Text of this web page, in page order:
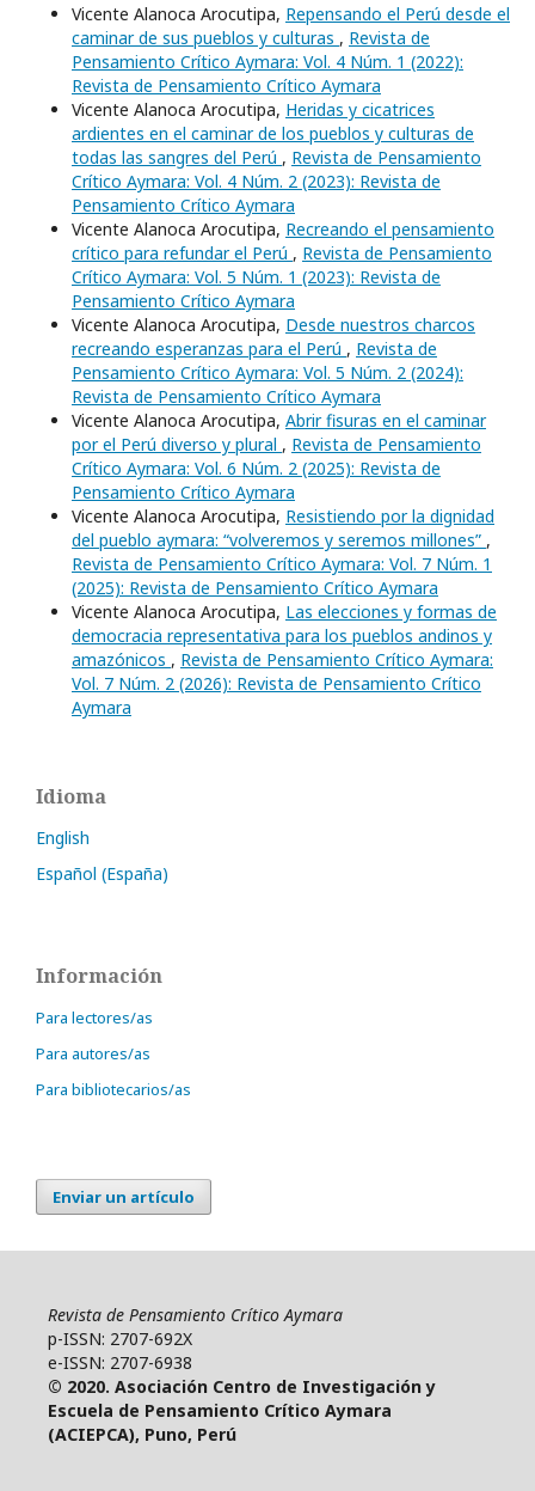
Vicente Alanoca Arocutipa, Repensando el Perú desde el
caminar de sus pueblos y culturas , Revista de
Pensamiento Crítico Aymara: Vol. 4 Núm. 1 (2022):
Revista de Pensamiento Crítico Aymara
Vicente Alanoca Arocutipa, Heridas y cicatrices
ardientes en el caminar de los pueblos y culturas de
todas las sangres del Perú , Revista de Pensamiento
Crítico Aymara: Vol. 4 Núm. 2 (2023): Revista de
Pensamiento Crítico Aymara
Vicente Alanoca Arocutipa, Recreando el pensamiento
crítico para refundar el Perú , Revista de Pensamiento
Crítico Aymara: Vol. 5 Núm. 1 (2023): Revista de
Pensamiento Crítico Aymara
Vicente Alanoca Arocutipa, Desde nuestros charcos
recreando esperanzas para el Perú , Revista de
Pensamiento Crítico Aymara: Vol. 5 Núm. 2 (2024):
Revista de Pensamiento Crítico Aymara
Vicente Alanoca Arocutipa, Abrir fisuras en el caminar
por el Perú diverso y plural , Revista de Pensamiento
Crítico Aymara: Vol. 6 Núm. 2 (2025): Revista de
Pensamiento Crítico Aymara
Vicente Alanoca Arocutipa, Resistiendo por la dignidad
del pueblo aymara: “volveremos y seremos millones” ,
Revista de Pensamiento Crítico Aymara: Vol. 7 Núm. 1
(2025): Revista de Pensamiento Crítico Aymara
Vicente Alanoca Arocutipa, Las elecciones y formas de
democracia representativa para los pueblos andinos y
amazónicos , Revista de Pensamiento Crítico Aymara:
Vol. 7 Núm. 2 (2026): Revista de Pensamiento Crítico
Aymara
Idioma
English
Español (España)
Información
Para lectores/as
Para autores/as
Para bibliotecarios/as
Enviar un artículo
Revista de Pensamiento Crítico Aymara
p-ISSN: 2707-692X
e-ISSN: 2707-6938
© 2020. Asociación Centro de Investigación y
Escuela de Pensamiento Crítico Aymara
(ACIEPCA), Puno, Perú